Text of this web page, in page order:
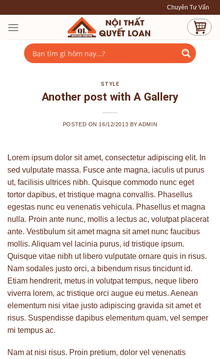
content
Chuyên Tư Vấn -
STYLE
Another post with A Gallery
POSTED ON 16/12/2013 BYADMIN
Lorem ipsum dolor sit amet, consectetur adipiscing elit. In
sed vulputate massa. Fusce ante magna, iaculis ut purus
ut, facilisis ultrices nibh. Quisque commodo nunc eget
tortor dapibus, et tristique magna convallis. Phasellus
egestas nunc eu venenatis vehicula. Phasellus et magna
nulla. Proin ante nunc, mollis a lectus ac, volutpat placerat
ante. Vestibulum sit amet magna sit amet nunc faucibus
mollis. Aliquam vel lacinia purus, id tristique ipsum.
Quisque vitae nibh ut libero vulputate ornare quis in risus.
Nam sodales justo orci, a bibendum risus tincidunt id.
Etiam hendrerit, metus in volutpat tempus, neque libero
viverra lorem, ac tristique orci augue eu metus. Aenean
elementum nisi vitae justo adipiscing gravida sit amet et
risus. Suspendisse dapibus elementum quam, vel semper
mi tempus ac.
Nam at nisi risus. Proin pretium, dolor vel venenatis